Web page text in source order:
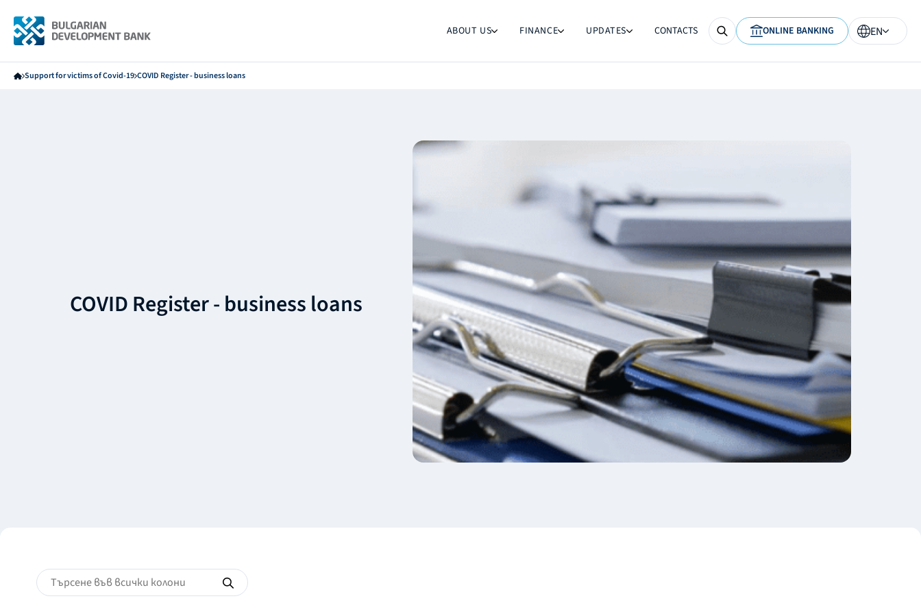
ABOUT US FINANCE UPDATES CONTACTS ONLINE BANKING EN
Support for victims of Covid-19 COVID Register - business loans
COVID Register - business loans